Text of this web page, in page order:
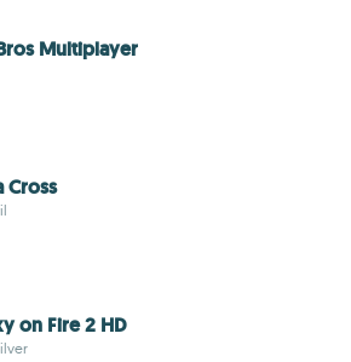
Multiplayer
Cross
on Fire 2 HD